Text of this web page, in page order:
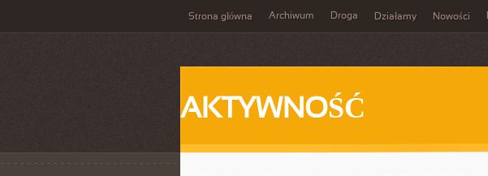
Strona główna Archiwum Droga Działamy Nowości
AKTYWNOŚĆ